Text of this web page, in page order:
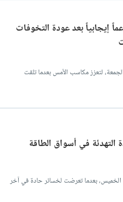
إيجابياً بعد عودة التخوفات
لتعزز مكاسب الأمس بعدما تلقت
التهدئة في أسواق الطاقة
الخميس، بعدما تعرضت لخسائر حادة في آخر